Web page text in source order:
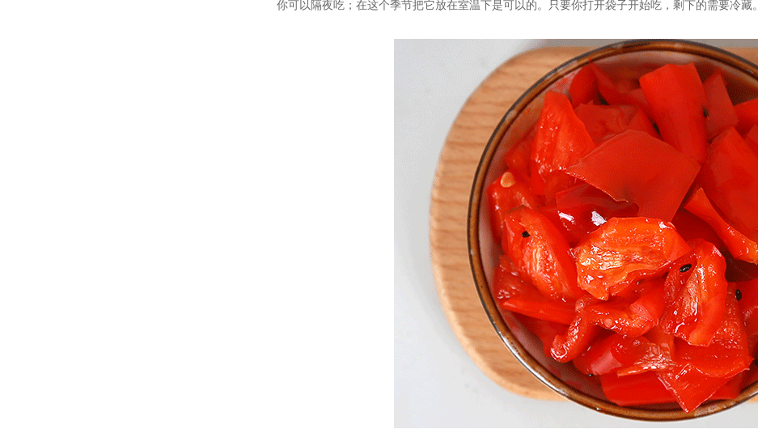
你可以隔夜吃；在这个季节把它放在室温下是可以的。只要你打开袋子开始吃，剩下的需要冷藏。